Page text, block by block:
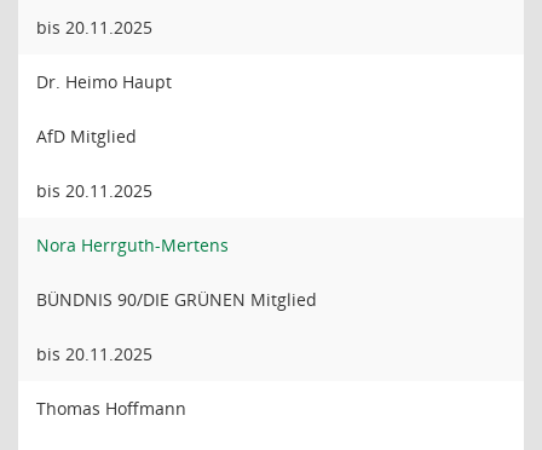
bis 20.11.2025
Dr. Heimo Haupt
AfD Mitglied
bis 20.11.2025
Nora Herrguth-Mertens
BÜNDNIS 90/DIE GRÜNEN Mitglied
bis 20.11.2025
Thomas Hoffmann